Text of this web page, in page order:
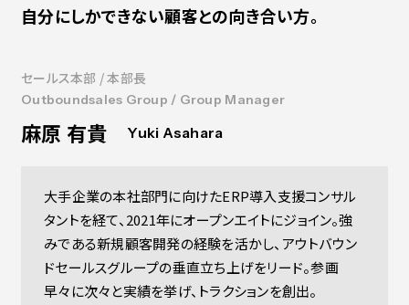
自分にしかできない顧客との向き合い方。
セールス本部 / 本部長
Outboundsales Group / Group Manager
麻原 有貴 Yuki Asahara
大手企業の本社部門に向けたERP導入支援コンサル
タントを経て、2021年にオープンエイトにジョイン。強
みである新規顧客開発の経験を活かし、アウトバウン
ドセールスグループの垂直立ち上げをリード。参画
早々に次々と実績を挙げ、トラクションを創出。